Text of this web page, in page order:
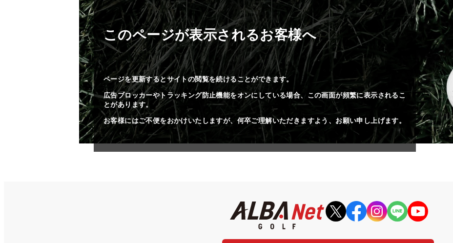
このページが表示されるお客様へ
ページを更新するとサイトの閲覧を続けることができます。
広告ブロッカーやトラッキング防止機能をオンにしている場合、この画面が頻繁に表示されるこ
とがあります。
お客様にはご不便をおかけいたしますが、何卒ご理解いただきますよう、お願い申し上げます。